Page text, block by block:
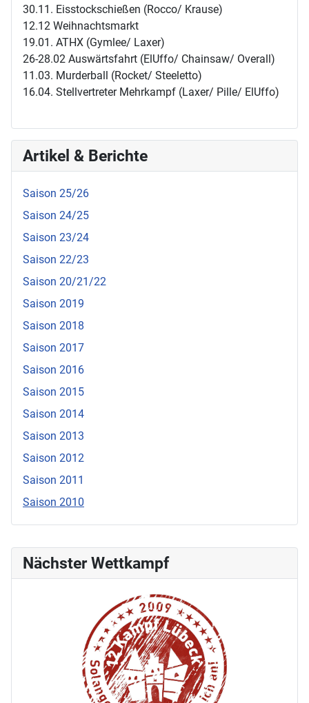
Nächster Wettkampf
30.11. Eisstockschießen (Rocco/ Krause)
12.12 Weihnachtsmarkt
19.01. ATHX (Gymlee/ Laxer)
26-28.02 Auswärtsfahrt (ElUffo/ Chainsaw/ Overall)
11.03. Murderball (Rocket/ Steeletto)
16.04. Stellvertreter Mehrkampf (Laxer/ Pille/ ElUffo)
Artikel & Berichte
Saison 25/26
Saison 24/25
Saison 23/24
Saison 22/23
Saison 20/21/22
Saison 2019
Saison 2018
Saison 2017
Saison 2016
Saison 2015
Saison 2014
Saison 2013
Saison 2012
Saison 2011
Saison 2010